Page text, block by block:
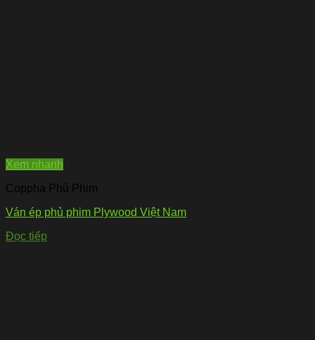
Xem nhanh
Coppha Phủ Phim
Ván ép phủ phim Plywood Việt Nam
Đọc tiếp